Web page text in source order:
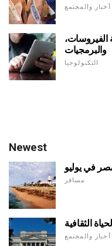
أخبار والمجتمع
والبرمجيات
التكنولوجيا
Newest
في يوليو
مسافر
الثقافية
أخبار والمجتمع